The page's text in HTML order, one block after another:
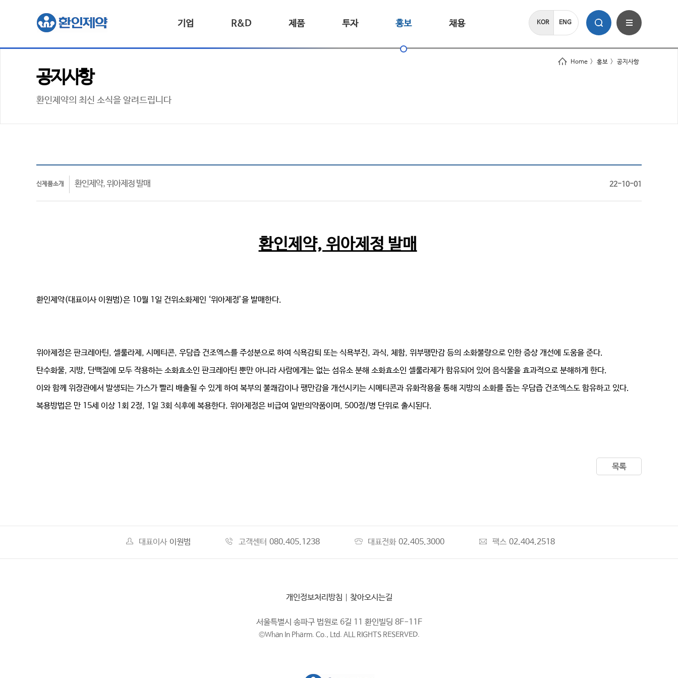
KOR ENG
기업 R&D 제품 투자 홍보 채용
Home > 홍보 > 공지사항
공지사항
환인제약의 최신 소식을 알려드립니다
신제품소개 환인제약, 위아제정 발매 22-10-01
환인제약, 위아제정 발매
환인제약(대표이사 이원범)은 10월 1일 건위소화제인 ‘위아제정’을 발매한다.
위아제정은 판크레아틴, 셀룰라제, 시메티콘, 우담즙 건조엑스를 주성분으로 하여 식욕감퇴 또는 식욕부진, 과식, 체함, 위부팽만감 등의 소화불량으로 인한 증상 개선에 도움을 준다.
탄수화물, 지방, 단백질에 모두 작용하는 소화효소인 판크레아틴 뿐만 아니라 사람에게는 없는 섬유소 분해 소화효소인 셀룰라제가 함유되어 있어 음식물을 효과적으로 분해하게 한다.
이와 함께 위장관에서 발생되는 가스가 빨리 배출될 수 있게 하여 복부의 불쾌감이나 팽만감을 개선시키는 시메티콘과 유화작용을 통해 지방의 소화를 돕는 우담즙 건조엑스도 함유하고 있다.
복용방법은 만 15세 이상 1회 2정, 1일 3회 식후에 복용한다. 위아제정은 비급여 일반의약품이며, 500정/병 단위로 출시된다.
목록
대표이사 이원범 고객센터 080.405.1238 대표전화 02.405.3000 팩스 02.404.2518
개인정보처리방침 찾아오시는길
서울특별시 송파구 법원로 6길 11 환인빌딩 8F-11F
©Whan In Pharm. Co., Ltd. ALL RIGHTS RESERVED.